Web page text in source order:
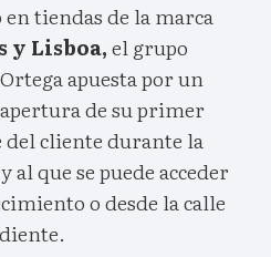
tiendas de la marca
y Lisboa,el grupo
apuesta por un
de su primer
del cliente durante la
al que se puede acceder
o desde la calle